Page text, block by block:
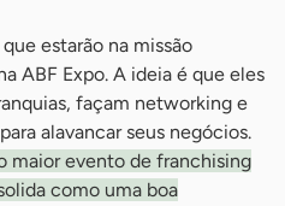
estarão na missão
ABF Expo. A ideia é que eles
façam networking e
alavancar seus negócios.
maior evento de franchising
como uma boa